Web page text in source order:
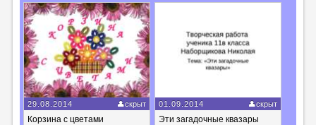
29.08.2014 скрыт
Корзина с цветами
01.09.2014 скрыт
Эти загадочные квазары